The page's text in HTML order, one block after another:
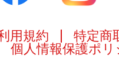
用規約
特定商
個人情報保護ポリ